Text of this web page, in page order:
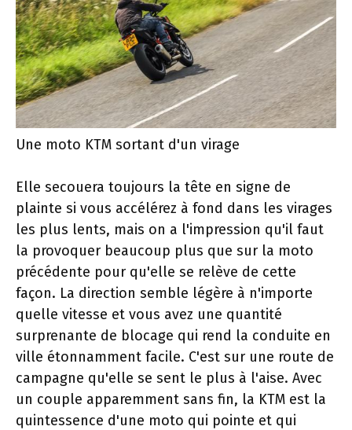
Une moto KTM sortant d'un virage
Elle secouera toujours la tête en signe de
plainte si vous accélérez à fond dans les virages
les plus lents, mais on a l'impression qu'il faut
la provoquer beaucoup plus que sur la moto
précédente pour qu'elle se relève de cette
façon. La direction semble légère à n'importe
quelle vitesse et vous avez une quantité
surprenante de blocage qui rend la conduite en
ville étonnamment facile. C'est sur une route de
campagne qu'elle se sent le plus à l'aise. Avec
un couple apparemment sans fin, la KTM est la
quintessence d'une moto qui pointe et qui